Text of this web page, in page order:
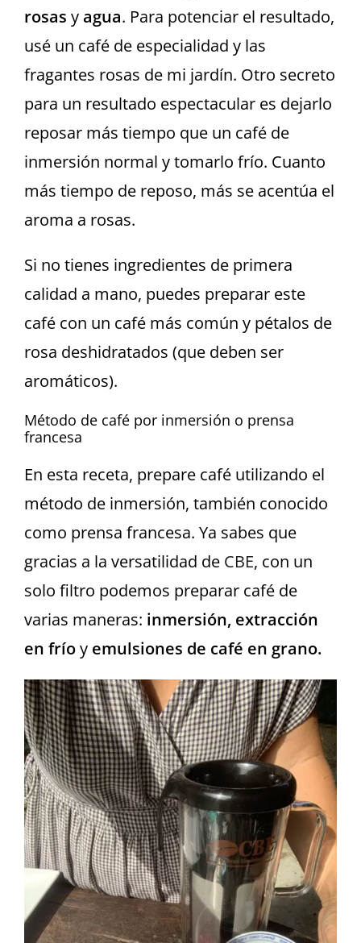
rosas yagua. Para potenciar el resultado,
usé un café de especialidad y las
fragantes rosas de mi jardín. Otro secreto
para un resultado espectacular es dejarlo
reposar más tiempo que un café de
inmersión normal y tomarlo frío. Cuanto
más tiempo de reposo, más se acentúa el
aroma a rosas.
Si no tienes ingredientes de primera
calidad a mano, puedes preparar este
café con un café más común y pétalos de
rosa deshidratados (que deben ser
aromáticos).
Método de café por inmersión o prensa
francesa
En esta receta, prepare café utilizando el
método de inmersión, también conocido
como prensa francesa. Ya sabes que
gracias a la versatilidad de CBE, con un
solo filtro podemos preparar café de
varias maneras: inmersión, extracción
en fríoy emulsiones de café en grano.